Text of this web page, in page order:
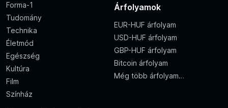
Forma-1
Tudomány
Technika
Életmód
Egészség
Kultúra
Film
Színház
Árfolyamok
EUR-HUF árfolyam
USD-HUF árfolyam
GBP-HUF árfolyam
Bitcoin árfolyam
Még több árfolyam…